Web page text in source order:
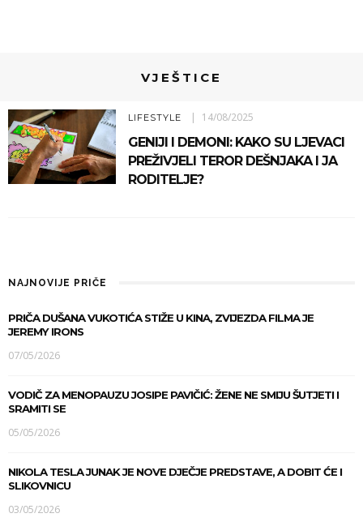
VJEŠTICE
LIFESTYLE 14/08/2025
GENIJI I DEMONI: KAKO SU LJEVACI
PREŽIVJELI TEROR DEŠNJAKA I JA
RODITELJE?
NAJNOVIJE PRIČE
PRIČA DUŠANA VUKOTIĆA STIŽE U KINA, ZVIJEZDA FILMA JE
JEREMY IRONS
07/05/2026
VODIČ ZA MENOPAUZU JOSIPE PAVIČIĆ: ŽENE NE SMIJU ŠUTJETI I
SRAMITI SE
05/05/2026
NIKOLA TESLA JUNAK JE NOVE DJEČJE PREDSTAVE, A DOBIT ĆE I
SLIKOVNICU
03/05/2026